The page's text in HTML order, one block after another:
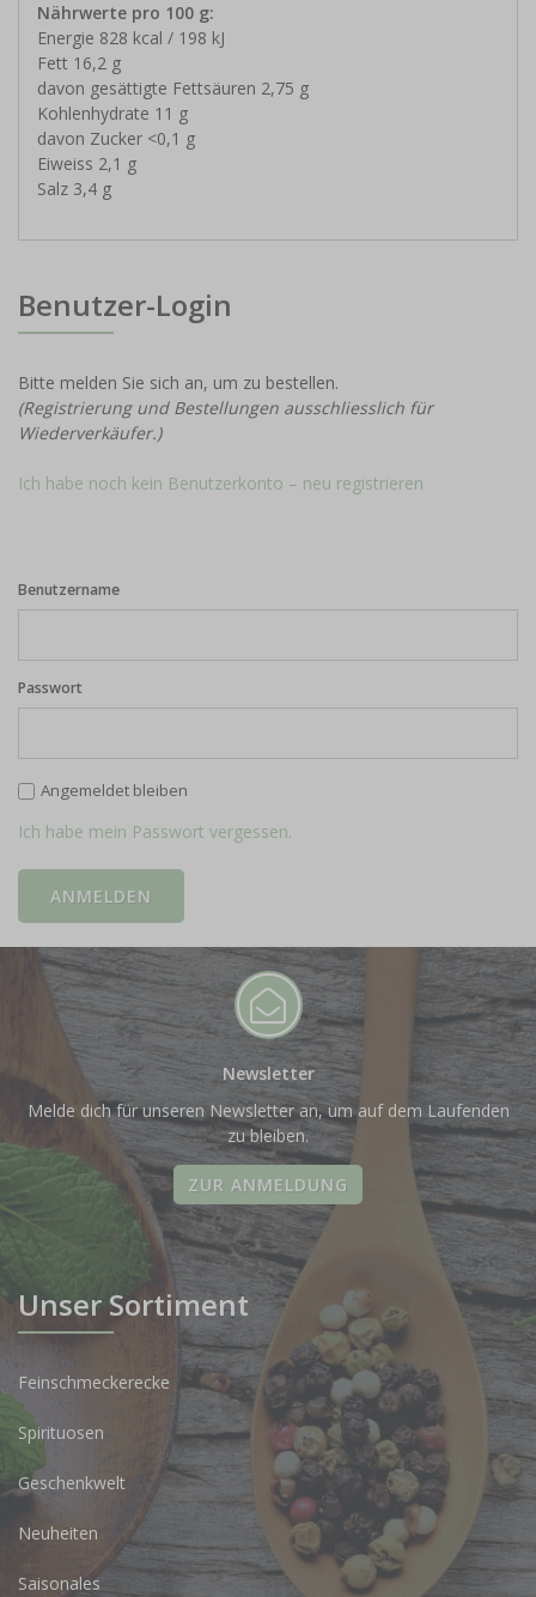
Nährwerte pro 100 g:
Energie 828 kcal / 198 kJ
Fett 16,2 g
davon gesättigte Fettsäuren 2,75 g
Kohlenhydrate 11 g
davon Zucker <0,1 g
Eiweiss 2,1 g
Salz 3,4 g
Benutzer-Login
Bitte melden Sie sich an, um zu bestellen.
(Registrierung und Bestellungen ausschliesslich für
Wiederverkäufer.)
Ich habe noch kein Benutzerkonto – neu registrieren
Benutzername
Passwort
Angemeldet bleiben
Ich habe mein Passwort vergessen.
Newsletter
Melde dich für unseren Newsletter an, um auf dem Laufenden
zu bleiben.
ZUR ANMELDUNG
Unser Sortiment
Feinschmeckerecke
Spirituosen
Geschenkwelt
Neuheiten
Saisonales